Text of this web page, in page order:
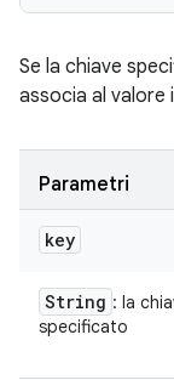
Se la chiave
associa al valore
Parametri
key
String : la
specificato